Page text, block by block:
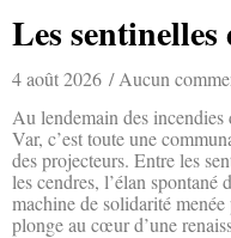
Les
4 août 2026
Aucun
Au lendemain des
Var, c’est toute une
des projecteurs. Entre les
les cendres, l’élan spontané
machine de solidarité
plonge au cœur d’une